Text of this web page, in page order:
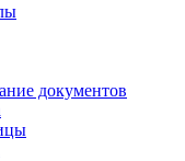
документов